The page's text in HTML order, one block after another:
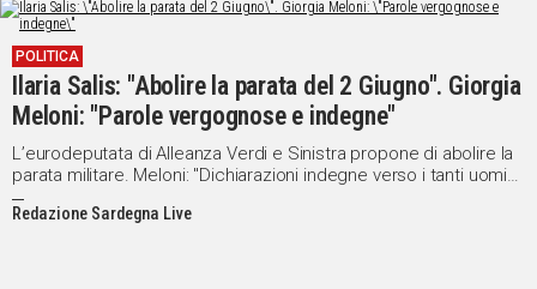
POLITICA
Ilaria Salis: "Abolire la parata del 2 Giugno". Giorgia
Meloni: "Parole vergognose e indegne"
L’eurodeputata di Alleanza Verdi e Sinistra propone di abolire la
parata militare. Meloni: "Dichiarazioni indegne verso i tanti uomini
e donne in divisa che ogni giorno servono l'Italia"
Redazione Sardegna Live